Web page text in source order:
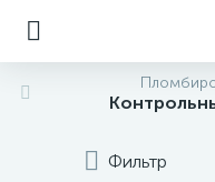
Фильтр